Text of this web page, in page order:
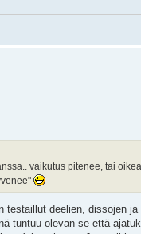
vaikutus pitenee, tai
testaillut deelien, dissojen
tuntuu olevan se että